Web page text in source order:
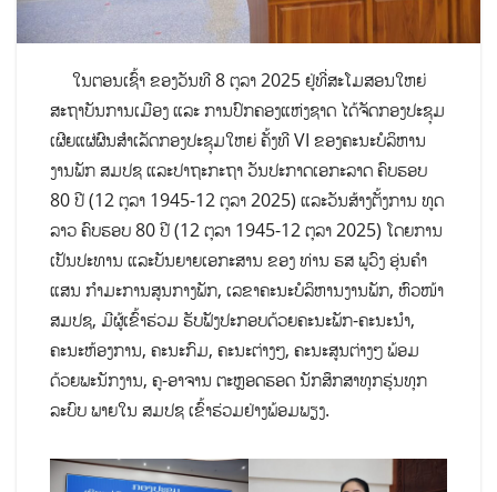
ໃນຕອນເຊົ້າ ຂອງວັນທີ 8 ຕຸລາ 2025 ຢູ່ທີ່ສະໂມສອນໃຫຍ່
ສະຖາບັນການເມືອງ ແລະ ການປົກຄອງແຫ່ງຊາດ ໄດ້ຈັດກອງປະຊຸມ
ເຜີຍແຜ່ຜົນສຳເລັດກອງປະຊຸມໃຫຍ່ ຄັ້ງທີ VI ຂອງຄະນະບໍລິຫານ
ງານພັກ ສມປຊ ແລະປາຖະກະຖາ ວັນປະກາດເອກະລາດ ຄົບຮອບ
80 ປີ (12 ຕຸລາ 1945-12 ຕຸລາ 2025) ແລະວັນສ້າງຕັ້ງການ ທູດ
ລາວ ຄົບຮອບ 80 ປີ (12 ຕຸລາ 1945-12 ຕຸລາ 2025) ໂດຍການ
ເປັນປະທານ ແລະບັນຍາຍເອກະສານ ຂອງ ທ່ານ ຮສ ພູວົງ ອຸ່ນຄຳ
ແສນ ກຳມະການສູນກາງພັກ, ເລຂາຄະນະບໍລິຫານງານພັກ, ຫົວໜ້າ
ສມປຊ, ມີຜູ້ເຂົ້າຮ່ວມ ຮັບຟັງປະກອບດ້ວຍຄະນະພັກ-ຄະນະນຳ,
ຄະນະຫ້ອງການ, ຄະນະກົມ, ຄະນະຕ່າງໆ, ຄະນະສູນຕ່າງໆ ພ້ອມ
ດ້ວຍພະນັກງານ, ຄູ-ອາຈານ ຕະຫຼອດຮອດ ນັກສຶກສາທຸກຮຸ່ນທຸກ
ລະບົບ ພາຍໃນ ສມປຊ ເຂົ້າຮ່ວມຢ່າງພ້ອມພຽງ.